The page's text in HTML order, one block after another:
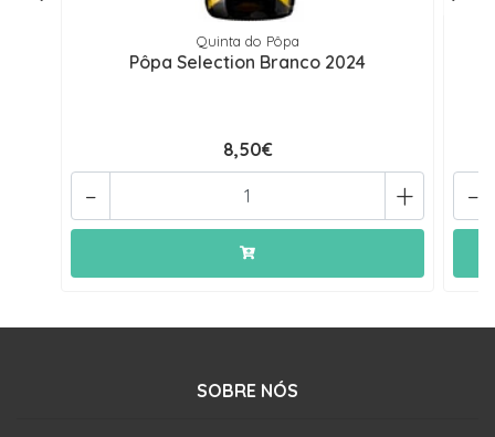
Quinta do Pôpa
Pôpa Selection Branco 2024
8,50€
+
- -
SOBRE NÓS